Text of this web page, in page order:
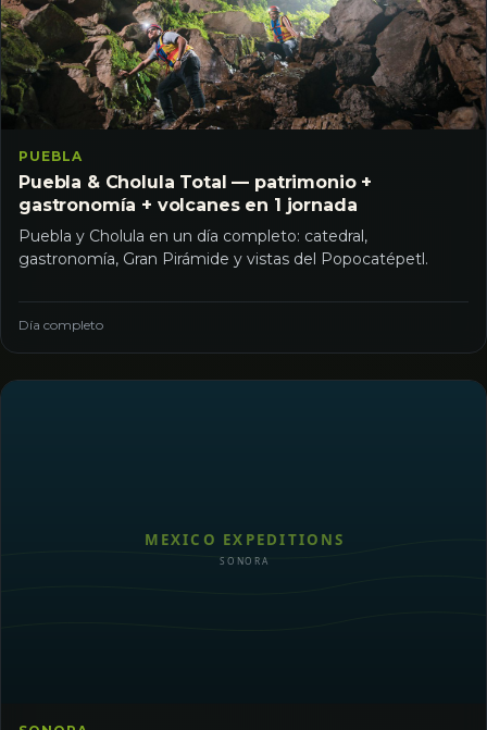
PUEBLA
Puebla & Cholula Total — patrimonio +
gastronomía + volcanes en 1 jornada
Puebla y Cholula en un día completo: catedral,
gastronomía, Gran Pirámide y vistas del Popocatépetl.
Día completo